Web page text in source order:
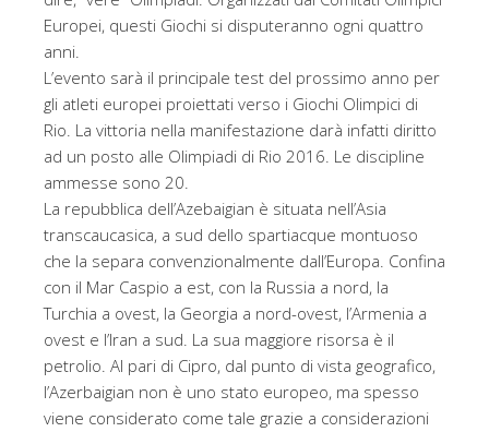
Europei, questi Giochi si disputeranno ogni quattro
anni.
L’evento sarà il principale test del prossimo anno per
gli atleti europei proiettati verso i Giochi Olimpici di
Rio. La vittoria nella manifestazione darà infatti diritto
ad un posto alle Olimpiadi di Rio 2016. Le discipline
ammesse sono 20.
La repubblica dell’Azebaigian è situata nell’Asia
transcaucasica, a sud dello spartiacque montuoso
che la separa convenzionalmente dall’Europa. Confina
con il Mar Caspio a est, con la Russia a nord, la
Turchia a ovest, la Georgia a nord-ovest, l’Armenia a
ovest e l’Iran a sud. La sua maggiore risorsa è il
petrolio. Al pari di Cipro, dal punto di vista geografico,
l’Azerbaigian non è uno stato europeo, ma spesso
viene considerato come tale grazie a considerazioni